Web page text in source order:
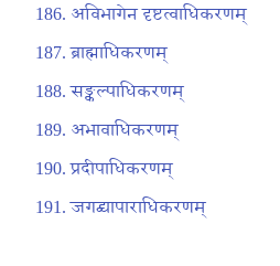
अविभागेन दृष्टत्वाधिकरणम्
ब्राह्माधिकरणम्
सङ्कल्पाधिकरणम्
अभावाधिकरणम्
प्रदीपाधिकरणम्
जगद्व्यापाराधिकरणम्